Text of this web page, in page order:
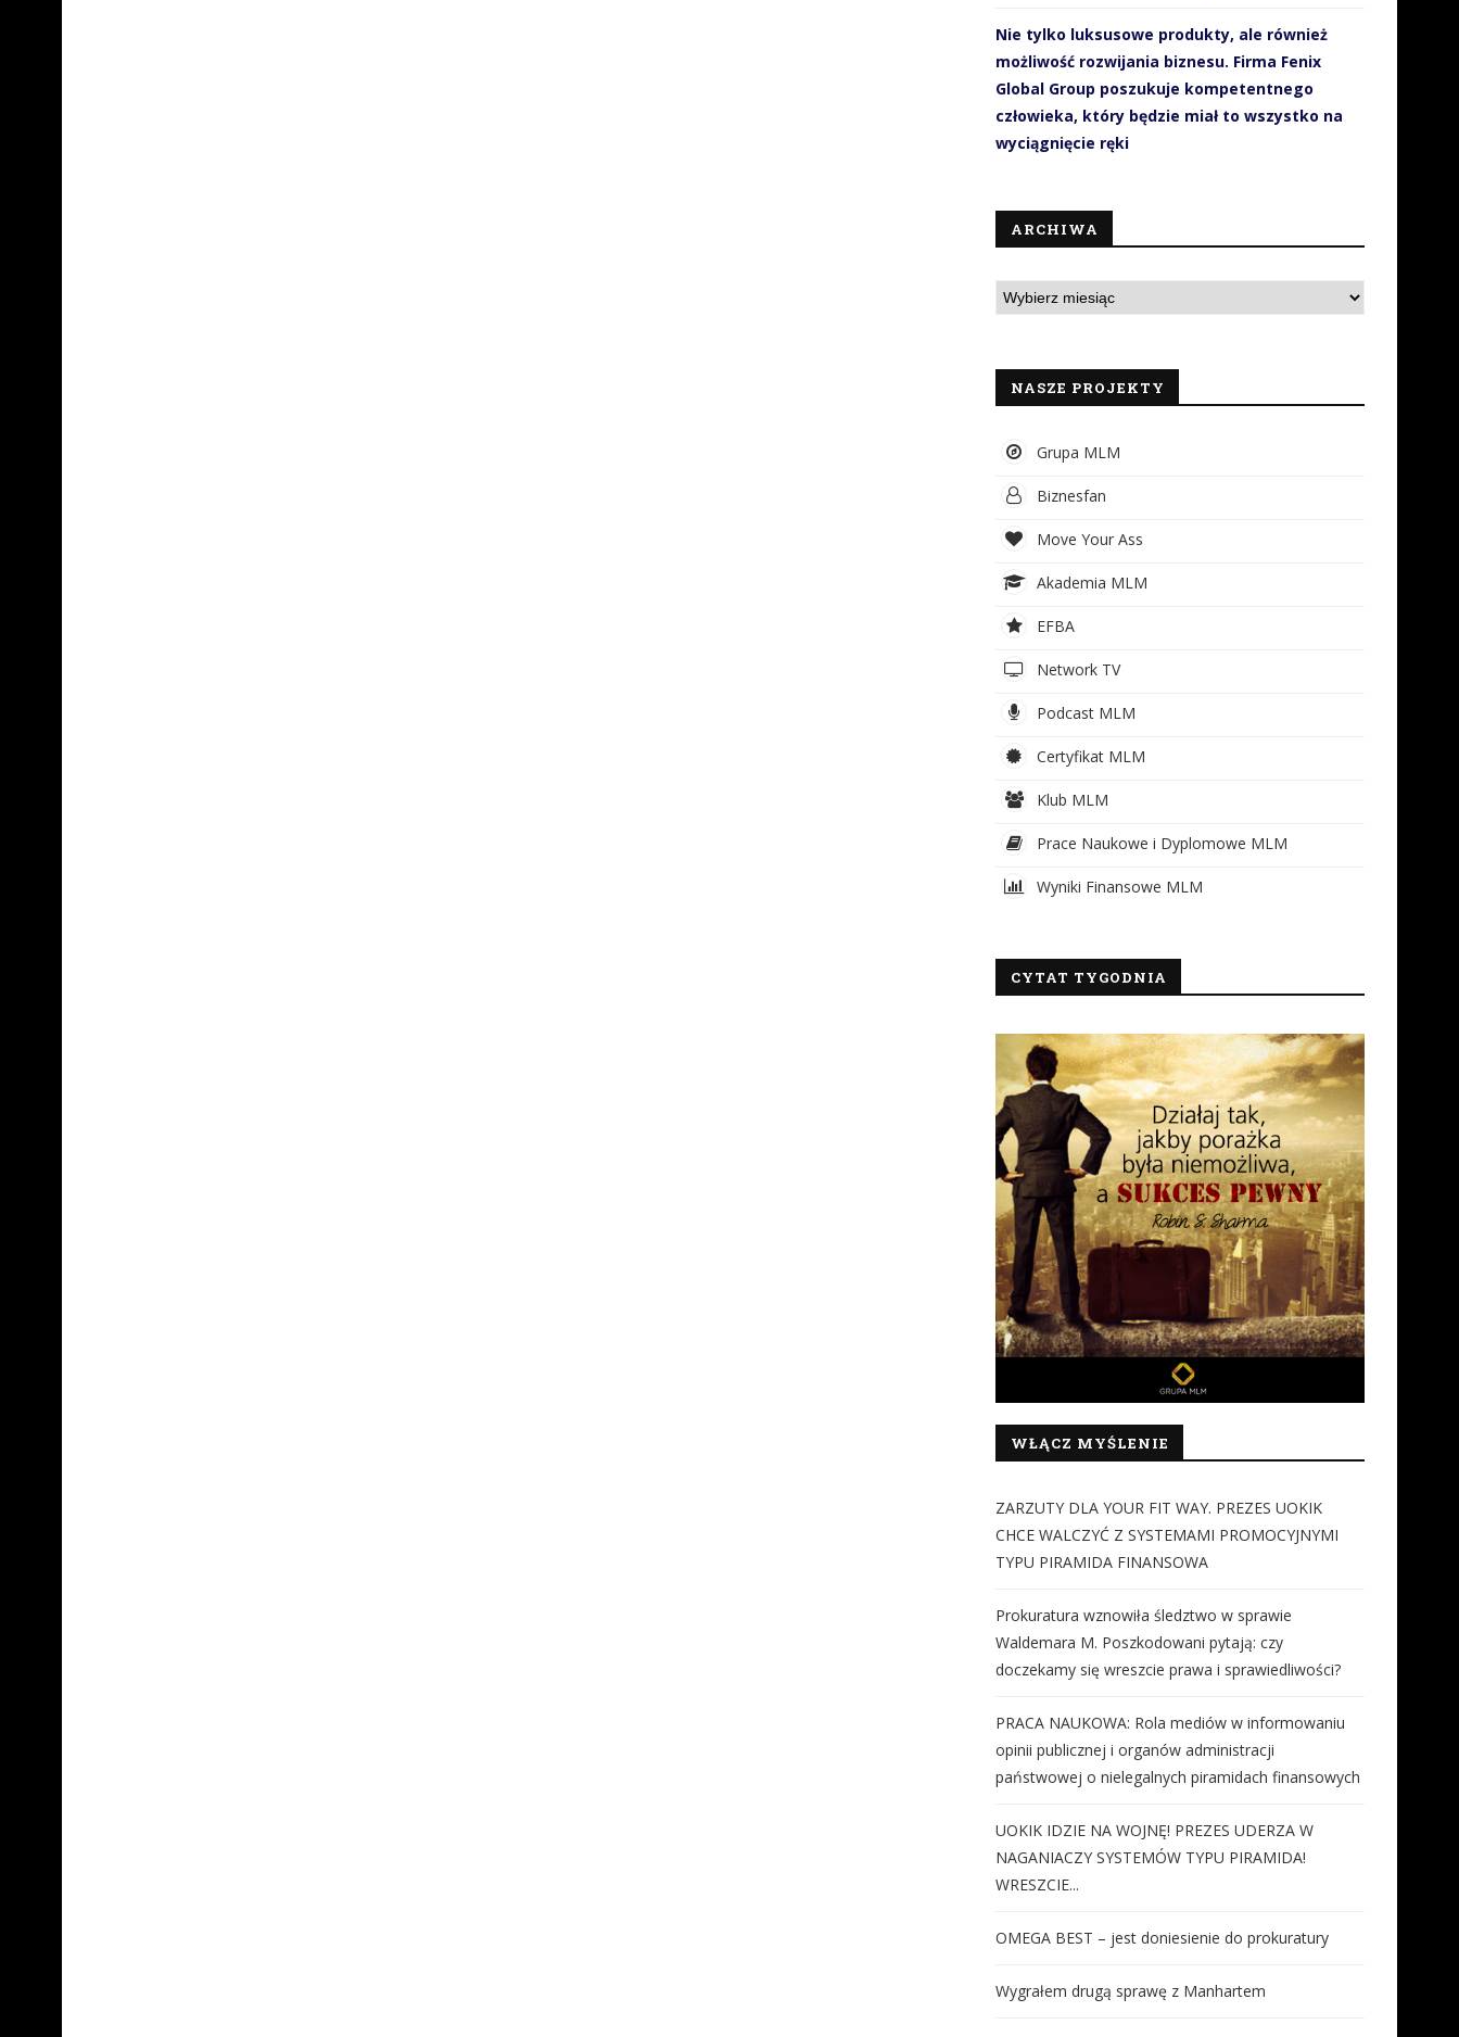
Nie tylko luksusowe produkty, ale również
możliwość rozwijania biznesu. Firma Fenix
Global Group poszukuje kompetentnego
człowieka, który będzie miał to wszystko na
wyciągnięcie ręki
ARCHIWA
NASZE PROJEKTY
Grupa MLM
Biznesfan
Move Your Ass
Akademia MLM
EFBA
Network TV
Podcast MLM
Certyfikat MLM
Klub MLM
Prace Naukowe i Dyplomowe MLM
Wyniki Finansowe MLM
CYTAT TYGODNIA
WŁĄCZ MYŚLENIE
ZARZUTY DLA YOUR FIT WAY. PREZES UOKIK
CHCE WALCZYĆ Z SYSTEMAMI PROMOCYJNYMI
TYPU PIRAMIDA FINANSOWA
Prokuratura wznowiła śledztwo w sprawie
Waldemara M. Poszkodowani pytają: czy
doczekamy się wreszcie prawa i sprawiedliwości?
PRACA NAUKOWA: Rola mediów w informowaniu
opinii publicznej i organów administracji
państwowej o nielegalnych piramidach finansowych
UOKIK IDZIE NA WOJNĘ! PREZES UDERZA W
NAGANIACZY SYSTEMÓW TYPU PIRAMIDA!
WRESZCIE...
OMEGA BEST – jest doniesienie do prokuratury
Wygrałem drugą sprawę z Manhartem